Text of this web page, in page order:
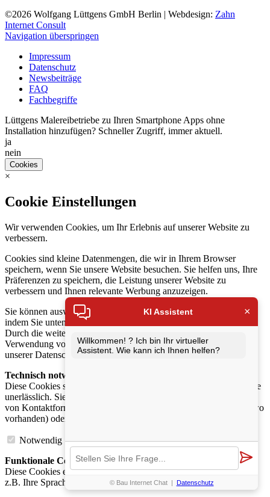
©2026 Wolfgang Lüttgens GmbH Berlin | Webdesign: Zahn
Internet Consult
Navigation überspringen
Impressum
Datenschutz
Newsbeiträge
FAQ
Fachbegriffe
Lüttgens Malereibetriebe zu Ihren Smartphone Apps ohne
Installation hinzufügen? Schneller Zugriff, immer aktuell.
ja
nein
Cookies
×
Cookie Einstellungen
Wir verwenden Cookies, um Ihr Erlebnis auf unserer Website zu
verbessern.
Cookies sind kleine Datenmengen, die wir in Ihrem Browser
speichern, wenn Sie unsere Website besuchen. Sie helfen uns, Ihre
Präferenzen zu speichern, die Leistung unserer Website zu
verbessern und Ihnen relevante Werbung anzuzeigen.
Sie können auswählen, welche Cookies Sie akzeptieren möchten,
indem Sie unten auf die Schaltfläche „Auswahl anpassen“ klicken.
Durch die weitere Nutzung unserer Website stimmen Sie der
Verwendung von Cookies zu. Weitere Informationen finden Sie in
unserer Datenschutzerklärung.
Technisch notwendige Cookies
Diese Cookies sind für die Funktion unserer Website und Angebote
unerlässlich. Sie ermöglichen beispielsweise die sichere Nutzung
von Kontaktformularen, die Anmeldung in Ihrem Kundenkonto (wo
vorhanden) oder das Ablegen von Artikeln im Warenkorb.
Notwendig
Funktionale Cookies:
Diese Cookies ermöglichen es uns, Ihre Präferenzen zu speichern,
z.B. Ihre Spracheinstellungen oder die Schriftgrösse.
KI Assistent ×
Willkommen! ? Ich bin Ihr virtueller
Assistent. Wie kann ich Ihnen helfen?
© Bau Internet Chat| Datenschutz